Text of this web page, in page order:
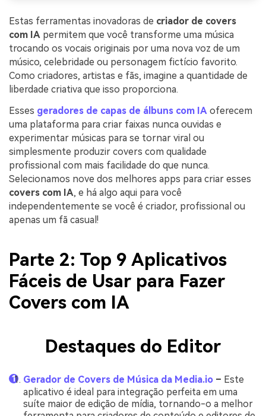
Estas ferramentas inovadoras de criador de covers
com IA permitem que você transforme uma música
trocando os vocais originais por uma nova voz de um
músico, celebridade ou personagem fictício favorito.
Como criadores, artistas e fãs, imagine a quantidade de
liberdade criativa que isso proporciona.
Esses geradores de capas de álbuns com IA oferecem
uma plataforma para criar faixas nunca ouvidas e
experimentar músicas para se tornar viral ou
simplesmente produzir covers com qualidade
profissional com mais facilidade do que nunca.
Selecionamos nove dos melhores apps para criar esses
covers com IA, e há algo aqui para você
independentemente se você é criador, profissional ou
apenas um fã casual!
Parte 2: Top 9 Aplicativos
Fáceis de Usar para Fazer
Covers com IA
Destaques do Editor
Gerador de Covers de Música da Media.io – Este
aplicativo é ideal para integração perfeita em uma
suíte maior de edição de mídia, tornando-o a melhor